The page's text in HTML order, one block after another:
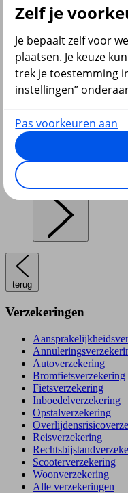
Sparen
Pensioen en lijfrente
Hypotheek
terug
Verzekeringen
Autoverzekering
Bromfietsverzekering
Fietsverzekering
Inboedelverzekering
Opstalverzekering
Reisverzekering
Scooterverzekering
Woonverzekering
Alle verzekeringen
Zelf je
Je bepaalt zelf voor
plaatsen. Je keuze
trek je toestemming
instellingen”
Pas voorkeuren aan